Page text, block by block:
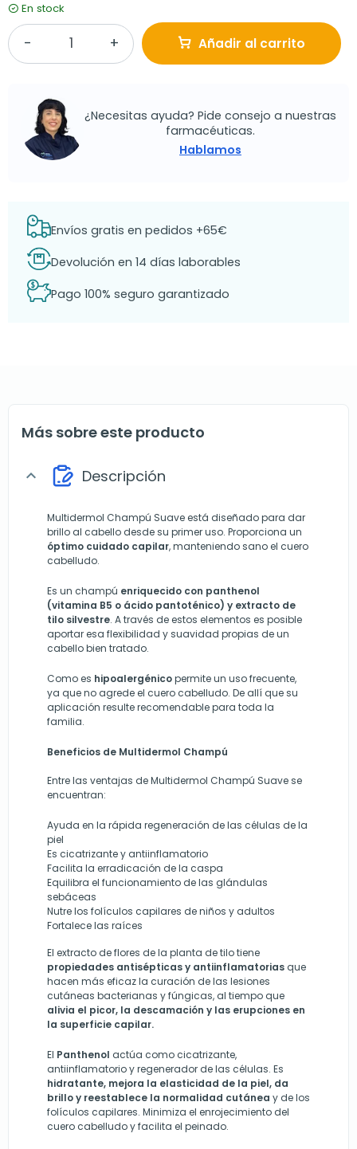
En stock
Añadir al carrito
¿Necesitas ayuda? Pide consejo a nuestras
farmacéuticas.
Hablamos
Envíos gratis en pedidos +65€
Devolución en 14 días laborables
Pago 100% seguro garantizado
Más sobre este producto
expand_more Descripción
Multidermol Champú Suave está diseñado para dar
brillo al cabello desde su primer uso. Proporciona un
óptimo cuidado capilar, manteniendo sano el cuero
cabelludo.
Es un champú enriquecido con panthenol
(vitamina B5 o ácido pantoténico) y extracto de
tilo silvestre. A través de estos elementos es posible
aportar esa flexibilidad y suavidad propias de un
cabello bien tratado.
Como es hipoalergénicopermite un uso frecuente,
ya que no agrede el cuero cabelludo. De allí que su
aplicación resulte recomendable para toda la
familia.
Beneficios de Multidermol Champú
Entre las ventajas deMultidermol Champú Suavese
encuentran:
Ayuda en la rápida regeneración de las células de la
piel
Es cicatrizante y antiinflamatorio
Facilita la erradicación de la caspa
Equilibra el funcionamiento de las glándulas
sebáceas
Nutre los folículos capilares de niños y adultos
Fortalece las raíces
El extracto de flores de la planta de tilo tiene
propiedades antisépticas y antiinflamatorias que
hacen más eficaz la curación de las lesiones
cutáneas bacterianas y fúngicas, al tiempo que
alivia el picor, la descamación y las erupciones en
la superficie capilar.
El Panthenol actúa como cicatrizante,
antiinflamatorio y regenerador de las células. Es
hidratante, mejora la elasticidad de la piel, da
brillo y reestablece la normalidad cutánea y de los
folículos capilares. Minimiza el enrojecimiento del
cuero cabelludo y facilita el peinado.